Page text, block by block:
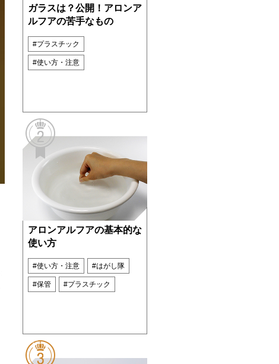
ガラスは？公開！アロンア
ルフアの苦手なもの
#プラスチック
#使い方・注意
アロンアルフアの基本的な
使い方
#使い方・注意 #はがし隊
#保管 #プラスチック